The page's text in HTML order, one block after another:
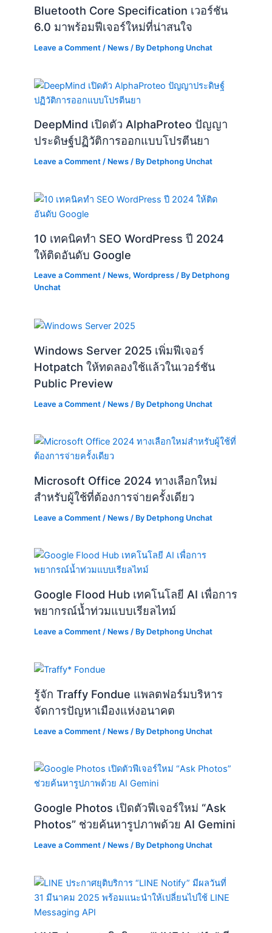
Bluetooth Core Specification เวอร์ชัน
6.0 มาพร้อมฟีเจอร์ใหม่ที่น่าสนใจ
Leave a Comment / News / By Detphong Unchat
DeepMind เปิดตัว AlphaProteo ปัญญา
ประดิษฐ์ปฏิวัติการออกแบบโปรตีนยา
Leave a Comment / News / By Detphong Unchat
10 เทคนิคทำ SEO WordPress ปี 2024
ให้ติดอันดับ Google
Leave a Comment / News,Wordpress / By Detphong
Unchat
Windows Server 2025 เพิ่มฟีเจอร์
Hotpatch ให้ทดลองใช้แล้วในเวอร์ชัน
Public Preview
Leave a Comment / News / By Detphong Unchat
Microsoft Office 2024 ทางเลือกใหม่
สำหรับผู้ใช้ที่ต้องการจ่ายครั้งเดียว
Leave a Comment / News / By Detphong Unchat
Google Flood Hub เทคโนโลยี AI เพื่อการ
พยากรณ์น้ำท่วมแบบเรียลไทม์
Leave a Comment / News / By Detphong Unchat
รู้จัก Traffy Fondue แพลตฟอร์มบริหาร
จัดการปัญหาเมืองแห่งอนาคต
Leave a Comment / News / By Detphong Unchat
Google Photos เปิดตัวฟีเจอร์ใหม่ “Ask
Photos” ช่วยค้นหารูปภาพด้วย AI Gemini
Leave a Comment / News / By Detphong Unchat